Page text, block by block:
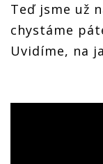
Teď jsme už
chystáme
Uvidíme, na